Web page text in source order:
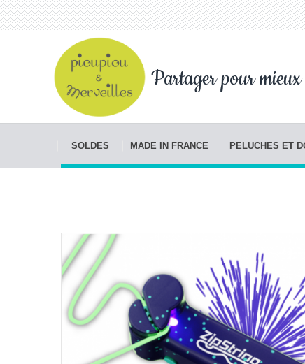
Partager pour
SOLDES MADE IN FRANCE PELUCHES ET